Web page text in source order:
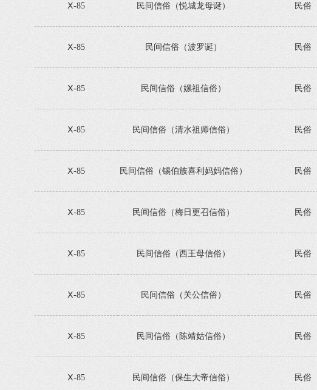
Ⅹ-85 民间信俗（悦城龙母诞） 民俗
Ⅹ-85 民间信俗（波罗诞） 民俗
Ⅹ-85 民间信俗（嫘祖信俗） 民俗
Ⅹ-85 民间信俗（清水祖师信俗） 民俗
Ⅹ-85 民间信俗（锡伯族喜利妈妈信俗） 民俗
Ⅹ-85 民间信俗（梅日更召信俗） 民俗
Ⅹ-85 民间信俗（西王母信俗） 民俗
Ⅹ-85 民间信俗（关公信俗） 民俗
Ⅹ-85 民间信俗（陈靖姑信俗） 民俗
Ⅹ-85 民间信俗（保生大帝信俗） 民俗